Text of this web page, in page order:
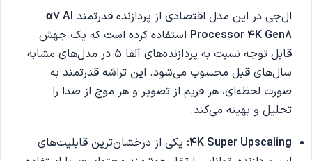
ال‌جی در این مدل اقتصادی از پردازنده قدرتمند α7 AI
Processor 4K Gen8 استفاده کرده است که یک جهش
قابل توجه نسبت به پردازنده‌های آلفا 5 در مدل‌های مشابه
سال‌های قبل محسوب می‌شود. این تراشه قدرتمند به
صورت لحظه‌ای، هر فریم از تصویر و هر موج از صدا را
تحلیل و بهینه می‌کند.
4K Super Upscaling: یکی از درخشان‌ترین قابلیت‌های